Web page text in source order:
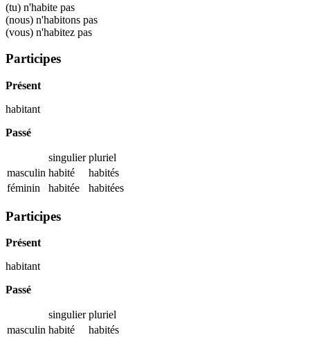
(tu) n'habite pas
(nous) n'habitons pas
(vous) n'habitez pas
Participes
Présent
habitant
Passé
singulier pluriel
masculin habité
habités
féminin
habitée habitées
Participes
Présent
habitant
Passé
singulier pluriel
masculin habité
habités